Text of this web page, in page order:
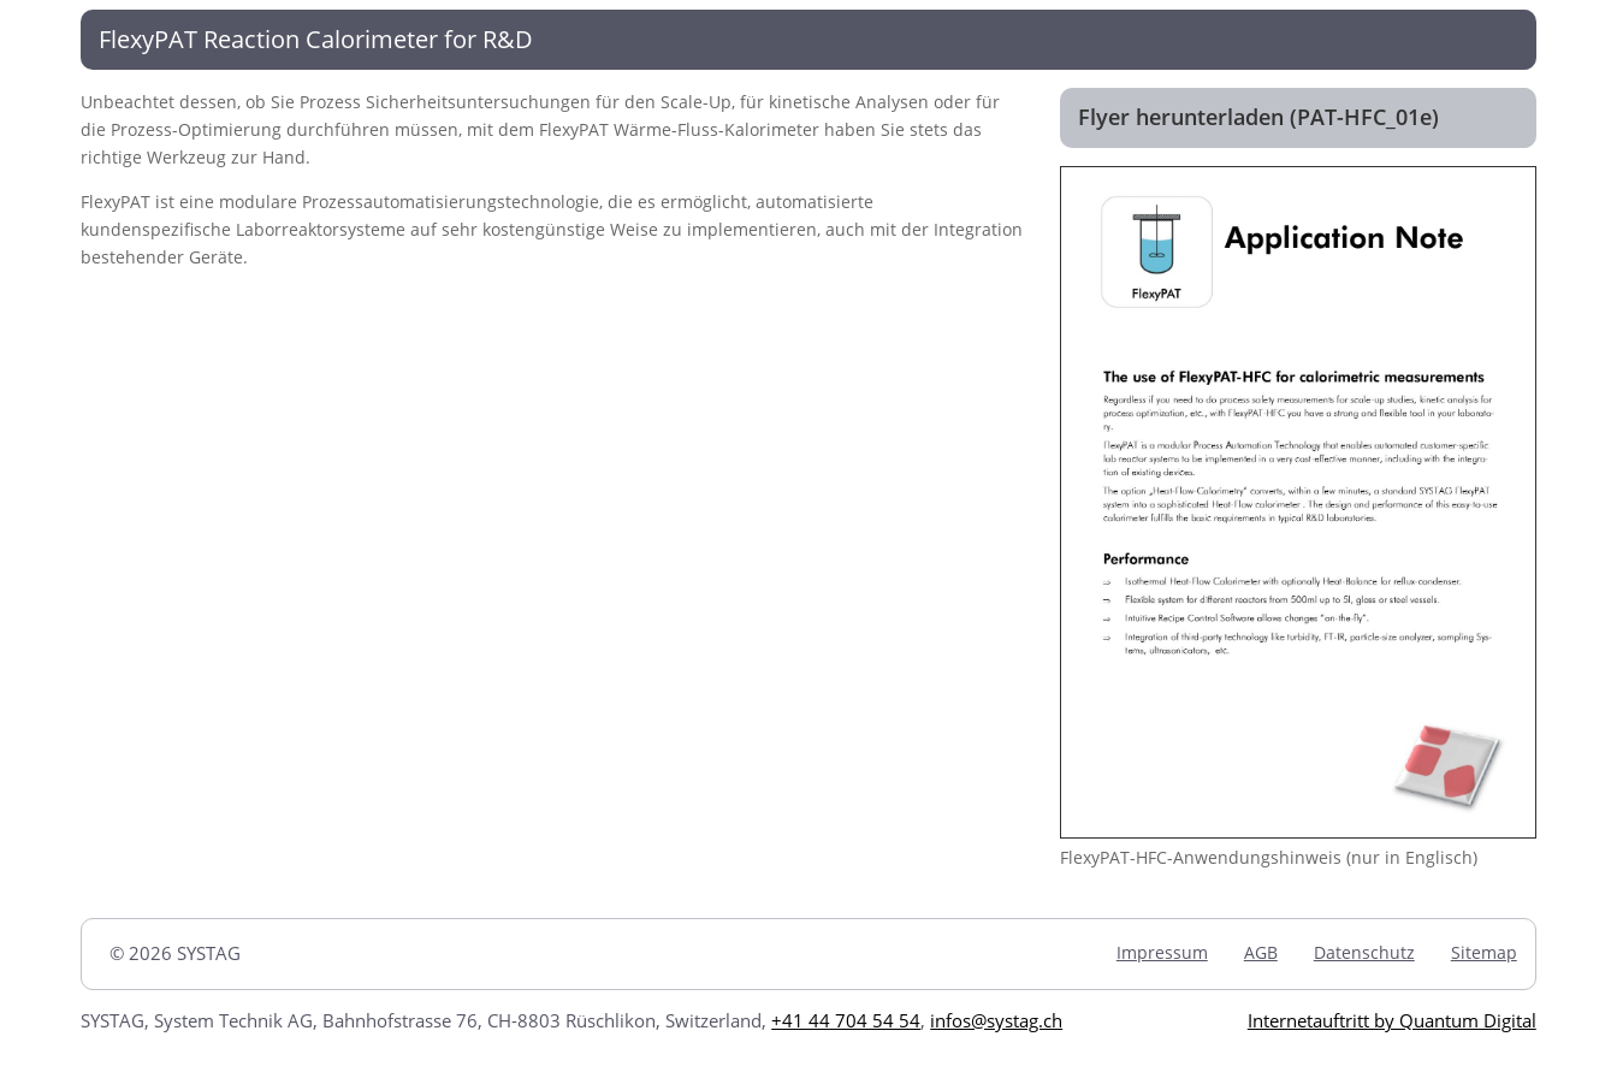
FlexyPAT Reaction Calorimeter for R&D
Unbeachtet dessen, ob Sie Prozess Sicherheitsuntersuchungen für den Scale-Up, für kinetische Analysen oder für
die Prozess-Optimierung durchführen müssen, mit dem FlexyPAT Wärme-Fluss-Kalorimeter haben Sie stets das
richtige Werkzeug zur Hand.
FlexyPAT ist eine modulare Prozessautomatisierungstechnologie, die es ermöglicht, automatisierte
kundenspezifische Laborreaktorsysteme auf sehr kostengünstige Weise zu implementieren, auch mit der Integration
bestehender Geräte.
Flyer herunterladen (PAT-HFC_01e)
FlexyPAT-HFC-Anwendungshinweis (nur in Englisch)
© 2026 SYSTAG Impressum AGB Datenschutz Sitemap
SYSTAG, System Technik AG, Bahnhofstrasse 76, CH-8803 Rüschlikon, Switzerland,+41 44 704 54 54, infos@systag.ch Internetauftritt by Quantum Digital